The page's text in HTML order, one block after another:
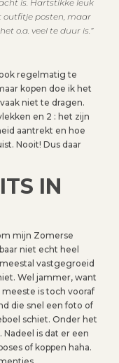
is. Hartstikke leuk
outfitje posten, maar
o.a. veel te duur is.”
regelmatig te
kopen doe ik het
niet te dragen.
en 2 : het zijn
aantrekt en hoe
Nooit! Dus daar
IN
mijn Zomerse
niet echt heel
vastgegroeid
Wel jammer, want
is toch vooraf
die snel een foto of
schiet. Onder het
is dat er een
of koppen haha.